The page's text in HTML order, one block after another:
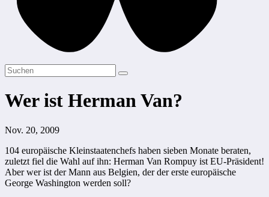
Wer ist Herman Van?
Nov. 20, 2009
104 europäische Kleinstaatenchefs haben sieben Monate beraten,
zuletzt fiel die Wahl auf ihn: Herman Van Rompuy ist EU-Präsident!
Aber wer ist der Mann aus Belgien, der der erste europäische
George Washington werden soll?